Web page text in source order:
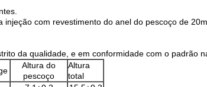
com revestimento do anel do pescoço de
da qualidade, e em conformidade com o padrão
Altura do
pescoço
Altura
total